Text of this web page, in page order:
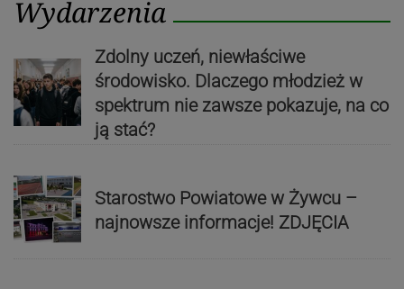
Wydarzenia
Zdolny uczeń, niewłaściwe
środowisko. Dlaczego młodzież w
spektrum nie zawsze pokazuje, na co
ją stać?
Starostwo Powiatowe w Żywcu –
najnowsze informacje! ZDJĘCIA